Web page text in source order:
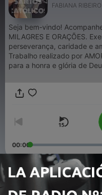
FABIANA RIBEIRO
Seja bem-vindo!
MILAGRES E ORAÇÕES.
perseverança, caridade e
Trabalho realizado por
para a honra e glória de
não esperam e Vos não amam. _ Todos os Santos de
Todos os Santos de Deus, rogai
@santoscatolicospod
00:00
Episodios